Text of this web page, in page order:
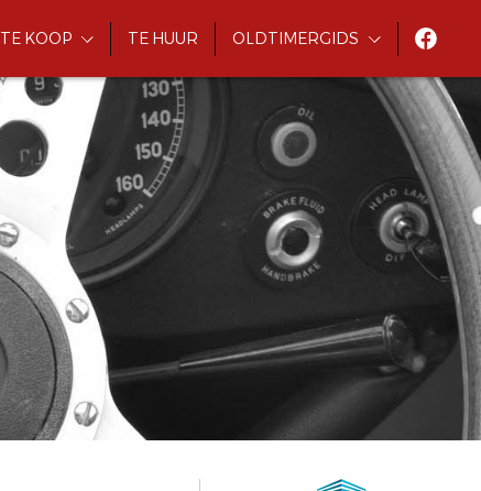
TE KOOP TE HUUR OLDTIMERGIDS